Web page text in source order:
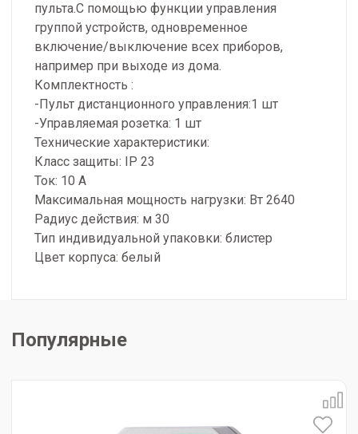
пульта.С помощью функции управления
группой устройств, одновременное
включение/выключение всех приборов,
например при выходе из дома.
Комплектность :
-Пульт дистанционного управления:1 шт
-Управляемая розетка: 1 шт
Технические характеристики:
Класс защиты: IP 23
Ток: 10 А
Максимальная мощность нагрузки: Вт 2640
Радиус действия: м 30
Тип индивидуальной упаковки: блистер
Цвет корпуса: белый
Популярные